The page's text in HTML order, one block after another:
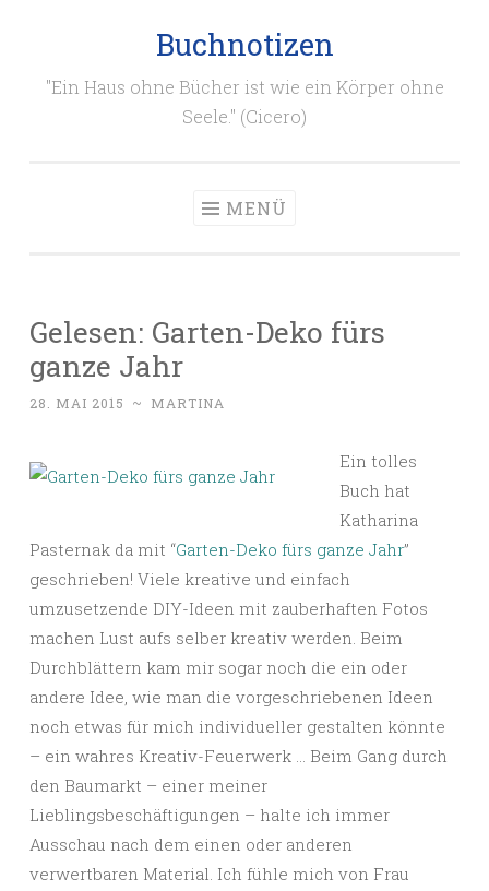
Buchnotizen
"Ein Haus ohne Bücher ist wie ein Körper ohne
Seele." (Cicero)
MENÜ
Gelesen: Garten-Deko fürs
ganze Jahr
28. MAI 2015 ~ MARTINA
Ein tolles
Buch hat
Katharina
Pasternak da mit “Garten-Deko fürs ganze Jahr”
geschrieben! Viele kreative und einfach
umzusetzende DIY-Ideen mit zauberhaften Fotos
machen Lust aufs selber kreativ werden. Beim
Durchblättern kam mir sogar noch die ein oder
andere Idee, wie man die vorgeschriebenen Ideen
noch etwas für mich individueller gestalten könnte
– ein wahres Kreativ-Feuerwerk … Beim Gang durch
den Baumarkt – einer meiner
Lieblingsbeschäftigungen – halte ich immer
Ausschau nach dem einen oder anderen
verwertbaren Material. Ich fühle mich von Frau